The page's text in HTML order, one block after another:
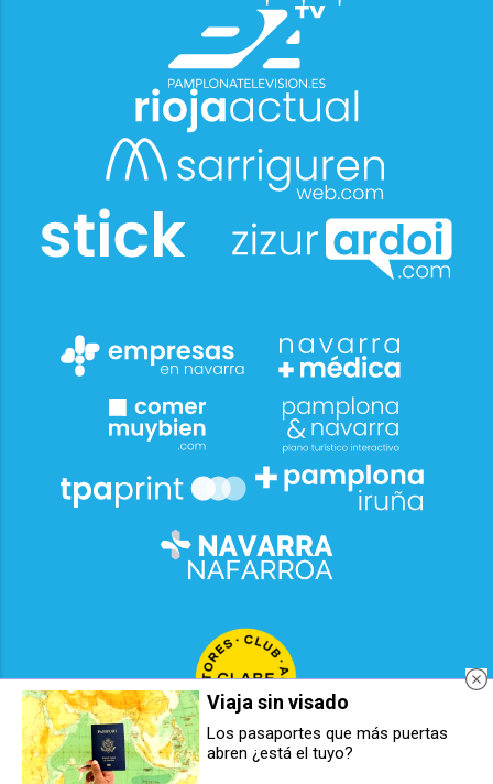
Barkos muestra su "sorpresa" y
"malestar" con la OANA y ve
Avanza la recuperación ecológica
Viaja sin visado
Los pasaportes que más puertas
abren ¿está el tuyo?